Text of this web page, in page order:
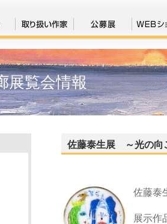
展覧会情報
佐藤泰生展 ～光の向
佐藤泰
展示作